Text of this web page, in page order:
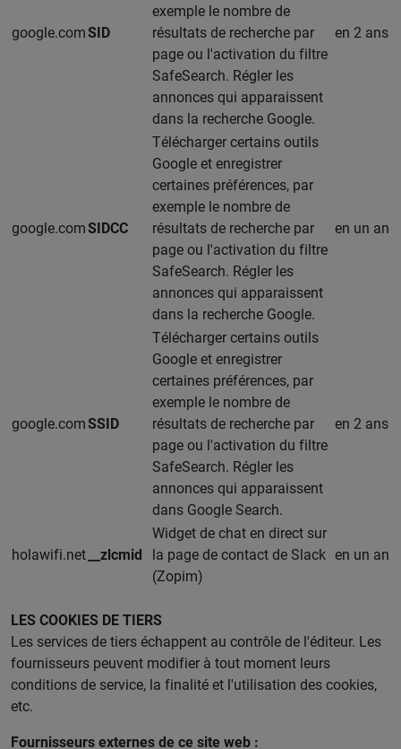
google.comSID
exemple le nombre de
résultats de recherche par
page ou l'activation du filtre
SafeSearch. Régler les
annonces qui apparaissent
dans la recherche Google.
en 2 ans
google.comSIDCC
Télécharger certains outils
Google et enregistrer
certaines préférences, par
exemple le nombre de
résultats de recherche par
page ou l'activation du filtre
SafeSearch. Régler les
annonces qui apparaissent
dans la recherche Google.
en un an
google.comSSID
Télécharger certains outils
Google et enregistrer
certaines préférences, par
exemple le nombre de
résultats de recherche par
page ou l'activation du filtre
SafeSearch. Régler les
annonces qui apparaissent
dans Google Search.
en 2 ans
holawifi.net __zlcmid
Widget de chat en direct sur
la page de contact de Slack
(Zopim)
en un an
LES COOKIES DE TIERS
Les services de tiers échappent au contrôle de l'éditeur. Les
fournisseurs peuvent modifier à tout moment leurs
conditions de service, la finalité et l'utilisation des cookies,
etc.
Fournisseurs externes de ce site web :